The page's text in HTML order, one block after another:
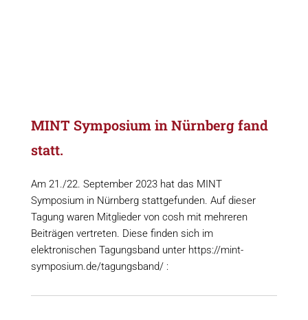
MINT Symposium in Nürnberg fand
statt.
Am 21./22. September 2023 hat das MINT
Symposium in Nürnberg stattgefunden. Auf dieser
Tagung waren Mitglieder von cosh mit mehreren
Beiträgen vertreten. Diese finden sich im
elektronischen Tagungsband unter https://mint-
symposium.de/tagungsband/ :